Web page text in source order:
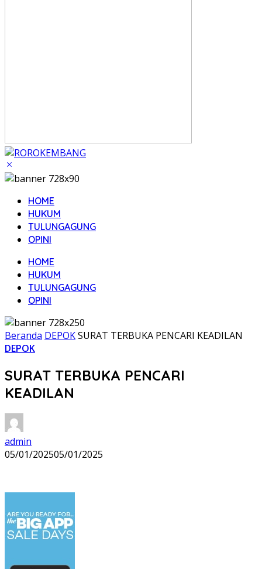
HOME
HUKUM
TULUNGAGUNG
OPINI
HOME
HUKUM
TULUNGAGUNG
OPINI
Beranda DEPOKSURAT TERBUKA PENCARI KEADILAN
DEPOK
SURAT TERBUKA PENCARI
KEADILAN
admin
05/01/202505/01/2025